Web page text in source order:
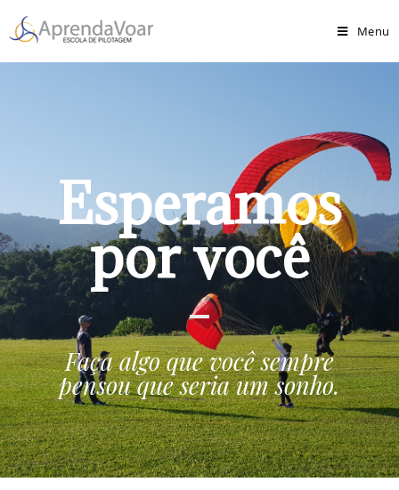
Menu
Esperamos
por você
Faça algo que você sempre
pensou que seria um sonho.